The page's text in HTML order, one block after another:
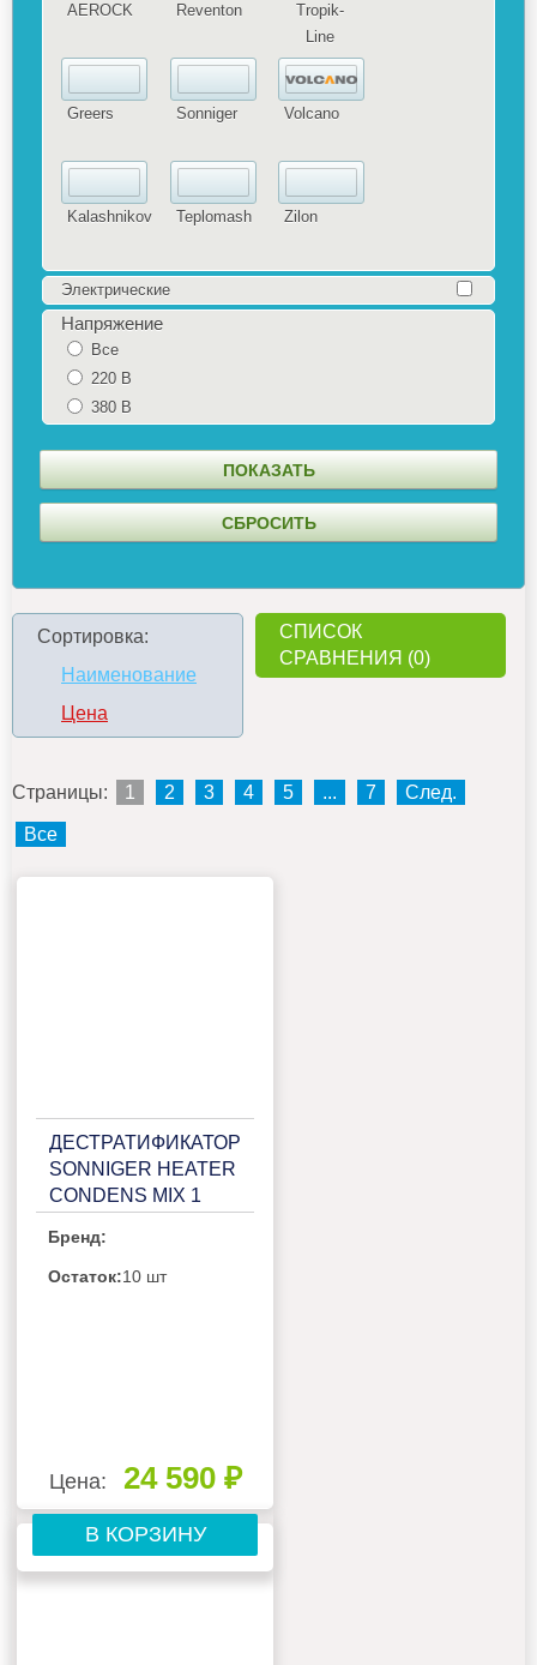
AEROCK
Greers
Kalashnikov
Reventon
Sonniger
Teplomash
Tropik-
Line
Volcano
Zilon
Электрические
Напряжение
Все
220 В
380 В
Сортировка:
Наименование
Цена
СПИСОК
СРАВНЕНИЯ (0)
Страницы: 1 2 3 4 5 ... 7 След.
Все
ДЕСТРАТИФИКАТОР
SONNIGER HEATER
CONDENS MIX 1
Бренд:
Остаток:10 шт
Цена: 24 590 ₽
В КОРЗИНУ